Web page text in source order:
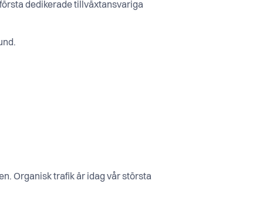
dedikerade tillväxtansvariga
Organisk trafik är idag vår största